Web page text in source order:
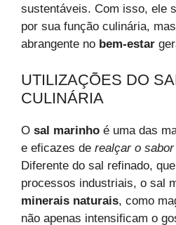
sustentáveis. Com isso, ele
por sua função culinária,
abrangente no bem-estar
UTILIZAÇÕES DO
CULINÁRIA
O sal marinho é uma das
e eficazes de realçar o sabor
Diferente do sal refinado,
processos industriais, o sal
minerais naturais, como
não apenas intensificam o